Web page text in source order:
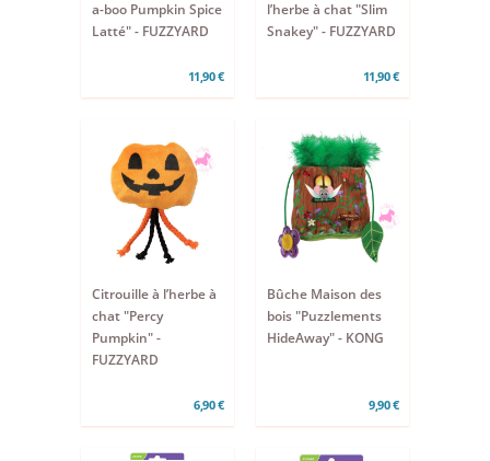
a-boo Pumpkin Spice
Latté" - FUZZYARD
11,90 €
l’herbe à chat "Slim
Snakey" - FUZZYARD
11,90 €
Citrouille à l’herbe à
chat "Percy
Pumpkin" -
FUZZYARD
6,90 €
Bûche Maison des
bois "Puzzlements
HideAway" - KONG
9,90 €